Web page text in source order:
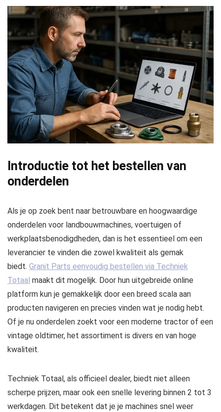
Introductie tot het bestellen van
onderdelen
Als je op zoek bent naar betrouwbare en hoogwaardige
onderdelen voor landbouwmachines, voertuigen of
werkplaatsbenodigdheden, dan is het essentieel om een
leverancier te vinden die zowel kwaliteit als gemak
biedt. Granit Parts eenvoudig bestellen via Techniek
Totaal maakt dit mogelijk. Door hun uitgebreide online
platform kun je gemakkelijk door een breed scala aan
producten navigeren en precies vinden wat je nodig hebt.
Of je nu onderdelen zoekt voor een moderne tractor of een
vintage oldtimer, het assortiment is divers en van hoge
kwaliteit.
Techniek Totaal, als officieel dealer, biedt niet alleen
scherpe prijzen, maar ook een snelle levering binnen 2 tot 3
werkdagen. Dit betekent dat je je machines snel weer